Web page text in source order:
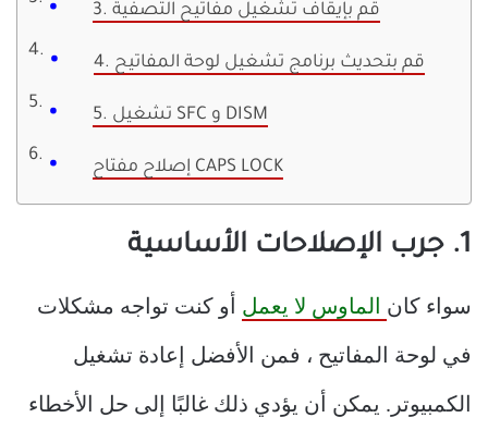
3. قم بإيقاف تشغيل مفاتيح التصفية
4. قم بتحديث برنامج تشغيل لوحة المفاتيح
5. تشغيل SFC و DISM
إصلاح مفتاح CAPS LOCK
1. جرب الإصلاحات الأساسية
سواء كان الماوس لا يعمل أو كنت تواجه مشكلات
في لوحة المفاتيح ، فمن الأفضل إعادة تشغيل
الكمبيوتر. يمكن أن يؤدي ذلك غالبًا إلى حل الأخطاء